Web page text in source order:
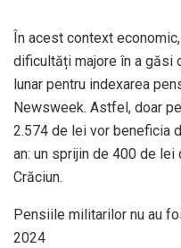
În acest context
dificultăți majore în a găsi
lunar pentru indexarea
Newsweek. Astfel, doar
2.574 de lei vor beneficia
an: un sprijin de 400 de
Crăciun.
Pensiile militarilor nu au
2024